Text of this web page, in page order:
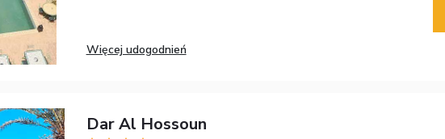
Więcej udogodnień
Dar Al Hossoun